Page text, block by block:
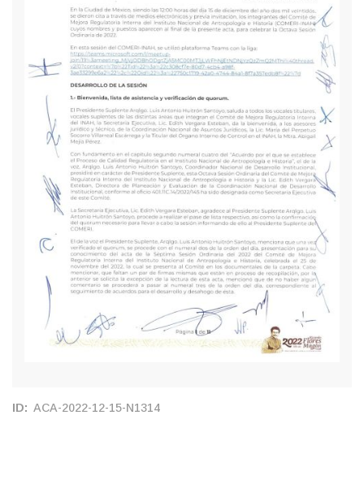
ID ACA-2022-12-15-N1314